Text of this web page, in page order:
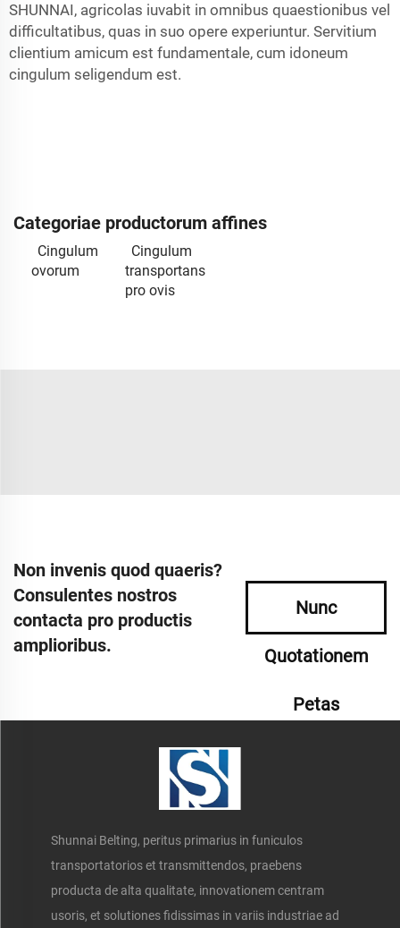
SHUNNAI, agricolas iuvabit in omnibus quaestionibus vel
difficultatibus, quas in suo opere experiuntur. Servitium
clientium amicum est fundamentale, cum idoneum
cingulum seligendum est.
Categoriae productorum affines
Cingulum
ovorum
Cingulum
transportans
pro ovis
Non invenis quod quaeris?
Consulentes nostros
contacta pro productis
amplioribus.
Nunc
Quotationem
Petas
Shunnai Belting, peritus primarius in funiculos
transportatorios et transmittendos, praebens
producta de alta qualitate, innovationem centram
usoris, et solutiones fidissimas in variis industriae ad